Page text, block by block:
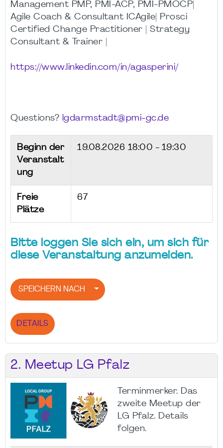
Management PMP, PMI-ACP, PMI-PMOCP|
Agile Coach & Consultant ICAgile| Prosci
Certified Change Practitioner | Strategy
Consultant & Trainer |
https://www.linkedin.com/in/agasperini/
Questions? lgdarmstadt@pmi-gc.de
Beginn der
Veranstalt
ung
19.08.2026 18:00 - 19:30
Freie
Plätze
67
Bitte loggen Sie sich ein, um sich für
diese Veranstaltung anzumelden.
SPEICHERN NACH
DETAILS
2. Meetup LG Pfalz
Terminmerker. Das
zweite Meetup der
LG Pfalz. Details
folgen.